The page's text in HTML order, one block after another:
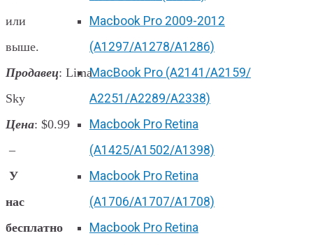
Macbook Pro 2009-2012
(A1297/A1278/A1286)
MacBook Pro (А2141/А2159/
А2251/A2289/A2338)
Macbook Pro Retina
(А1425/A1502/A1398)
Macbook Pro Retina
(А1706/A1707/A1708)
Macbook Pro Retina
или
выше.
Продавец: Lima
Sky
Цена: $0.99
–
У
нас
бесплатно